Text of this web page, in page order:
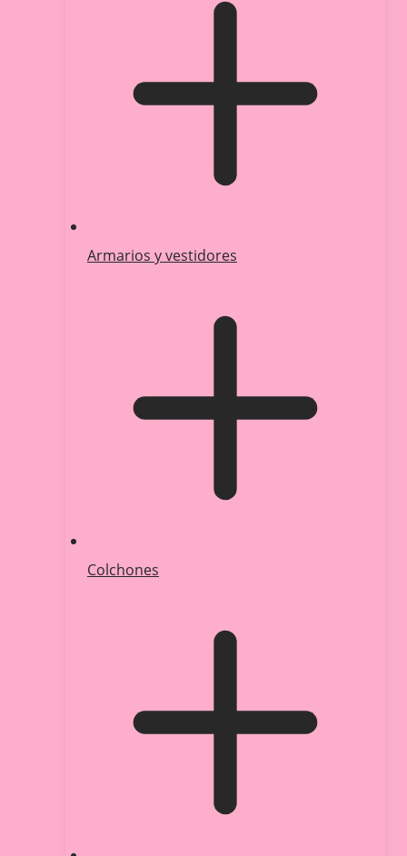
Armarios y vestidores
Colchones